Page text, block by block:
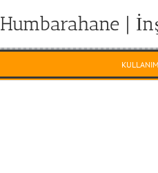
Humbarahane |